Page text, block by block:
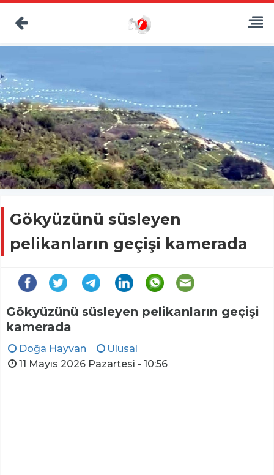
Gökyüzünü süsleyen
pelikanların geçişi kamerada
Gökyüzünü süsleyen pelikanların geçişi
kamerada
Doğa Hayvan
Ulusal
11 Mayıs 2026 Pazartesi - 10:56